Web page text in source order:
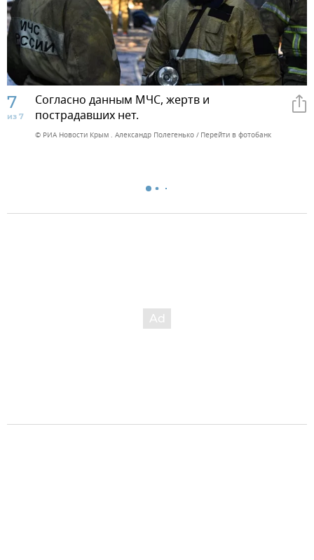
7
из 7
Согласно данным МЧС, жертв и
пострадавших нет.
© РИА Новости Крым . Александр Полегенько Перейти в фотобанк